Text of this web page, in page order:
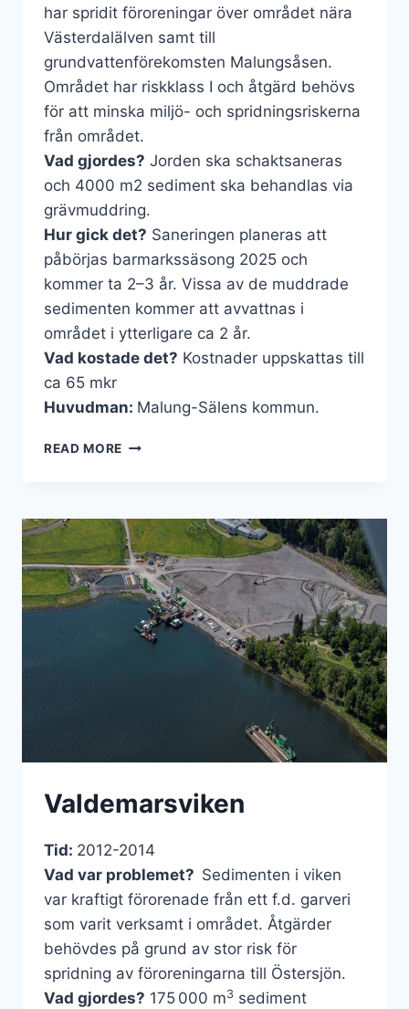
har spridit föroreningar över området nära
Västerdalälven samt till
grundvattenförekomsten Malungsåsen.
Området har riskklass I och åtgärd behövs
för att minska miljö- och spridningsriskerna
från området.
Vad gjordes? Jorden ska schaktsaneras
och 4000 m2 sediment ska behandlas via
grävmuddring.
Hur gick det? Saneringen planeras att
påbörjas barmarkssäsong 2025 och
kommer ta 2–3 år. Vissa av de muddrade
sedimenten kommer att avvattnas i
området i ytterligare ca 2 år.
Vad kostade det? Kostnader uppskattas till
ca 65 mkr
Huvudman: Malung-Sälens kommun.
READ MORE MALUNGS
Valdemarsviken
Tid: 2012-2014
Vad var problemet? Sedimenten i viken
var kraftigt förorenade från ett f.d. garveri
som varit verksamt i området. Åtgärder
behövdes på grund av stor risk för
spridning av föroreningarna till Östersjön.
Vad gjordes? 175 000 m3 sediment